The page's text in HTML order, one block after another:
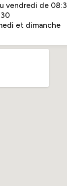
vendredi de
et dimanche